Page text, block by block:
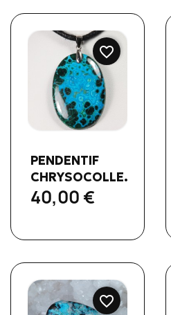
PENDENTIF
CHRYSOCOLLE...
40,00 €
favorite_border
favorite_border